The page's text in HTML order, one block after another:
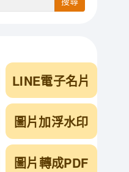
LINE電子名片
圖片加浮水印
圖片轉成PDF